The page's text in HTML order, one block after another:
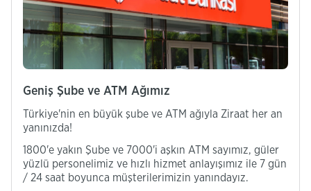
Ge​niş Şube ve ATM Ağımız
Türkiye'nin en büyük şube ve ATM ağıyla Ziraat her an
yanınızda!
1800'e yakın Şube ve 7000'i aşkın ATM sayımız, güler
yüzlü personelimiz ve hızlı hizmet anlayışımız ile 7 gün
/ 24 saat boyunca müşterilerimizin yanındayız.